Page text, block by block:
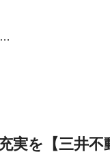
…
を【三井不